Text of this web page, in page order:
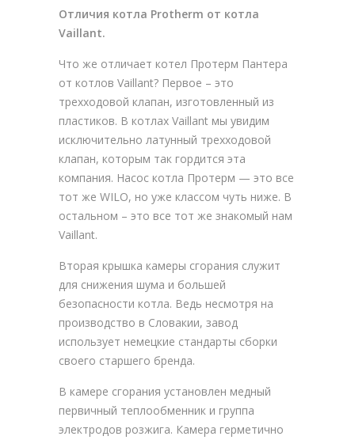
Отличия котла Protherm от котла
Vaillant.
Что же отличает котел Протерм Пантера
от котлов Vaillant? Первое – это
трехходовой клапан, изготовленный из
пластиков. В котлах Vaillant мы увидим
исключительно латунный трехходовой
клапан, которым так гордится эта
компания. Насос котла Протерм — это все
тот же WILO, но уже классом чуть ниже. В
остальном – это все тот же знакомый нам
Vaillant.
Вторая крышка камеры сгорания служит
для снижения шума и большей
безопасности котла. Ведь несмотря на
производство в Словакии, завод
использует немецкие стандарты сборки
своего старшего бренда.
В камере сгорания установлен медный
первичный теплообменник и группа
электродов розжига. Камера герметично